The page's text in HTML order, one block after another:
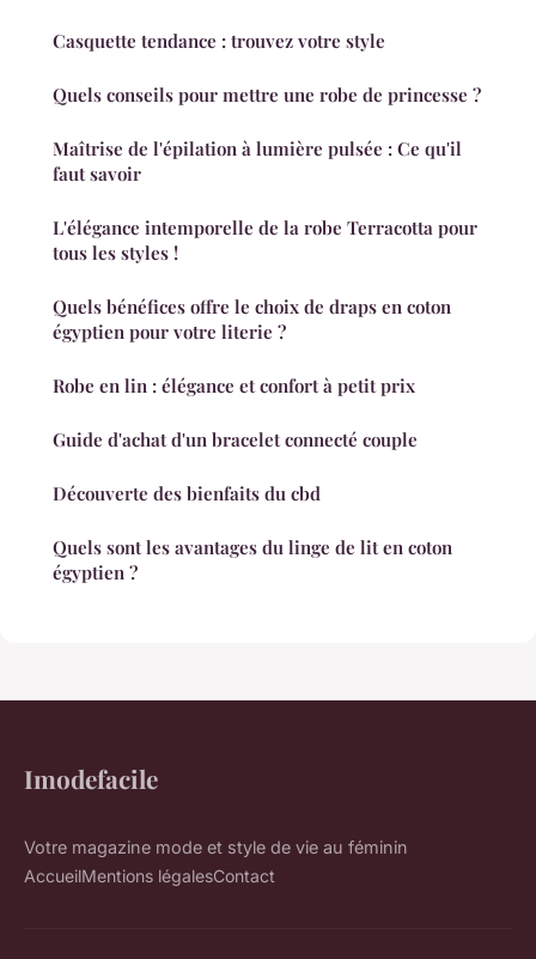
Casquette tendance : trouvez votre style
Quels conseils pour mettre une robe de princesse ?
Maîtrise de l'épilation à lumière pulsée : Ce qu'il
faut savoir
L'élégance intemporelle de la robe Terracotta pour
tous les styles !
Quels bénéfices offre le choix de draps en coton
égyptien pour votre literie ?
Robe en lin : élégance et confort à petit prix
Guide d'achat d'un bracelet connecté couple
Découverte des bienfaits du cbd
Quels sont les avantages du linge de lit en coton
égyptien ?
Imodefacile
Votre magazine mode et style de vie au féminin
AccueilMentions légalesContact